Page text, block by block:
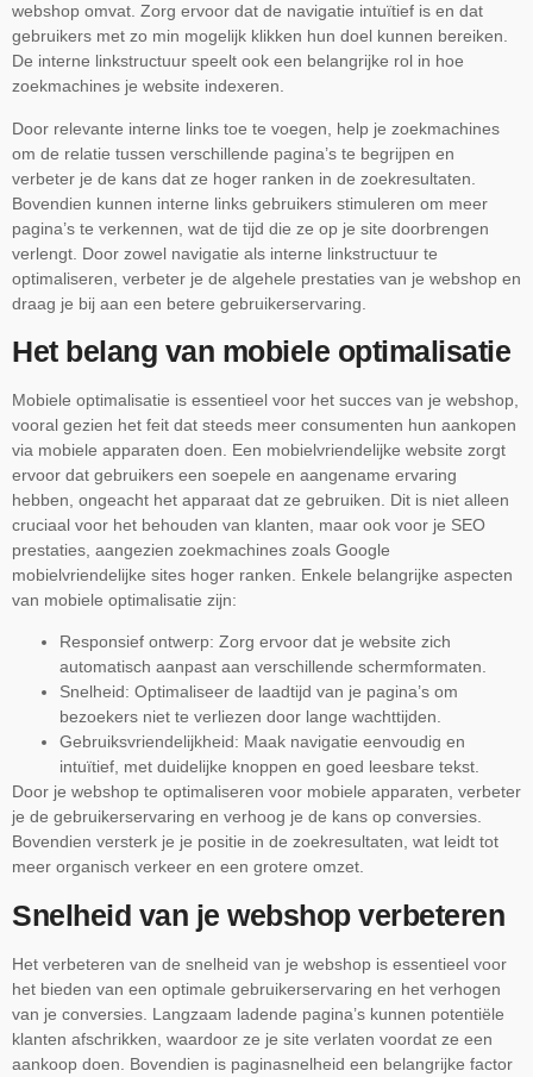
webshop omvat. Zorg ervoor dat de navigatie intuïtief is en dat
gebruikers met zo min mogelijk klikken hun doel kunnen bereiken.
De interne linkstructuur speelt ook een belangrijke rol in hoe
zoekmachines je website indexeren.
Door relevante interne links toe te voegen, help je zoekmachines
om de relatie tussen verschillende pagina’s te begrijpen en
verbeter je de kans dat ze hoger ranken in de zoekresultaten.
Bovendien kunnen interne links gebruikers stimuleren om meer
pagina’s te verkennen, wat de tijd die ze op je site doorbrengen
verlengt. Door zowel navigatie als interne linkstructuur te
optimaliseren, verbeter je de algehele prestaties van je webshop en
draag je bij aan een betere gebruikerservaring.
Het belang van mobiele optimalisatie
Mobiele optimalisatie is essentieel voor het succes van je webshop,
vooral gezien het feit dat steeds meer consumenten hun aankopen
via mobiele apparaten doen. Een mobielvriendelijke website zorgt
ervoor dat gebruikers een soepele en aangename ervaring
hebben, ongeacht het apparaat dat ze gebruiken. Dit is niet alleen
cruciaal voor het behouden van klanten, maar ook voor je SEO
prestaties, aangezien zoekmachines zoals Google
mobielvriendelijke sites hoger ranken. Enkele belangrijke aspecten
van mobiele optimalisatie zijn:
Responsief ontwerp: Zorg ervoor dat je website zich
automatisch aanpast aan verschillende schermformaten.
Snelheid: Optimaliseer de laadtijd van je pagina’s om
bezoekers niet te verliezen door lange wachttijden.
Gebruiksvriendelijkheid: Maak navigatie eenvoudig en
intuïtief, met duidelijke knoppen en goed leesbare tekst.
Door je webshop te optimaliseren voor mobiele apparaten, verbeter
je de gebruikerservaring en verhoog je de kans op conversies.
Bovendien versterk je je positie in de zoekresultaten, wat leidt tot
meer organisch verkeer en een grotere omzet.
Snelheid van je webshop verbeteren
Het verbeteren van de snelheid van je webshop is essentieel voor
het bieden van een optimale gebruikerservaring en het verhogen
van je conversies. Langzaam ladende pagina’s kunnen potentiële
klanten afschrikken, waardoor ze je site verlaten voordat ze een
aankoop doen. Bovendien is paginasnelheid een belangrijke factor